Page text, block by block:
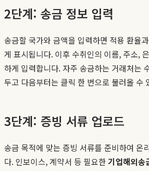
2단계: 송금 정보 입력
송금할 국가와 금액을 입력하면 적용 환율
게 표시됩니다. 이후 수취인의 이름, 주소,
하게 입력합니다. 자주 송금하는 거래처는
두고 다음부터는 클릭 한 번으로 불러올 수
3단계: 증빙 서류 업로드
송금 목적에 맞는 증빙 서류를 준비하여 온
다. 인보이스, 계약서 등 필요한기업해외송